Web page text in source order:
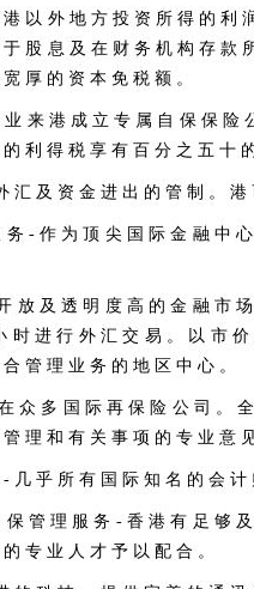
以 外 地 方 投 资 所 得 的 利
股 息 及 在 财 务 机 构 存 款
厚 的 资 本 免 税 额 。
来 港 成 立 专 属 自 保 保 险
利 得 税 享 有 百 分 之 五 十 的
汇 及 资 金 进 出 的 管 制 。 港
务 - 作 为 顶 尖 国 际 金 融 中
放 及 透 明 度 高 的 金 融 市
时 进 行 外 汇 交 易 。 以 市
管 理 业 务 的 地 区 中 心 。
众 多 国 际 再 保 险 公 司 。
理 和 有 关 事 项 的 专 业 意 见
- 几 乎 所 有 国 际 知 名 的 会 计
保 管 理 服 务 - 香 港 有 足 够
专 业 人 才 予 以 配 合 。